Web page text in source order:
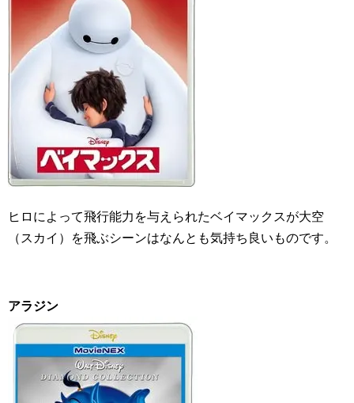
ヒロによって飛行能力を与えられたベイマックスが大空
（スカイ）を飛ぶシーンはなんとも気持ち良いものです。
アラジン